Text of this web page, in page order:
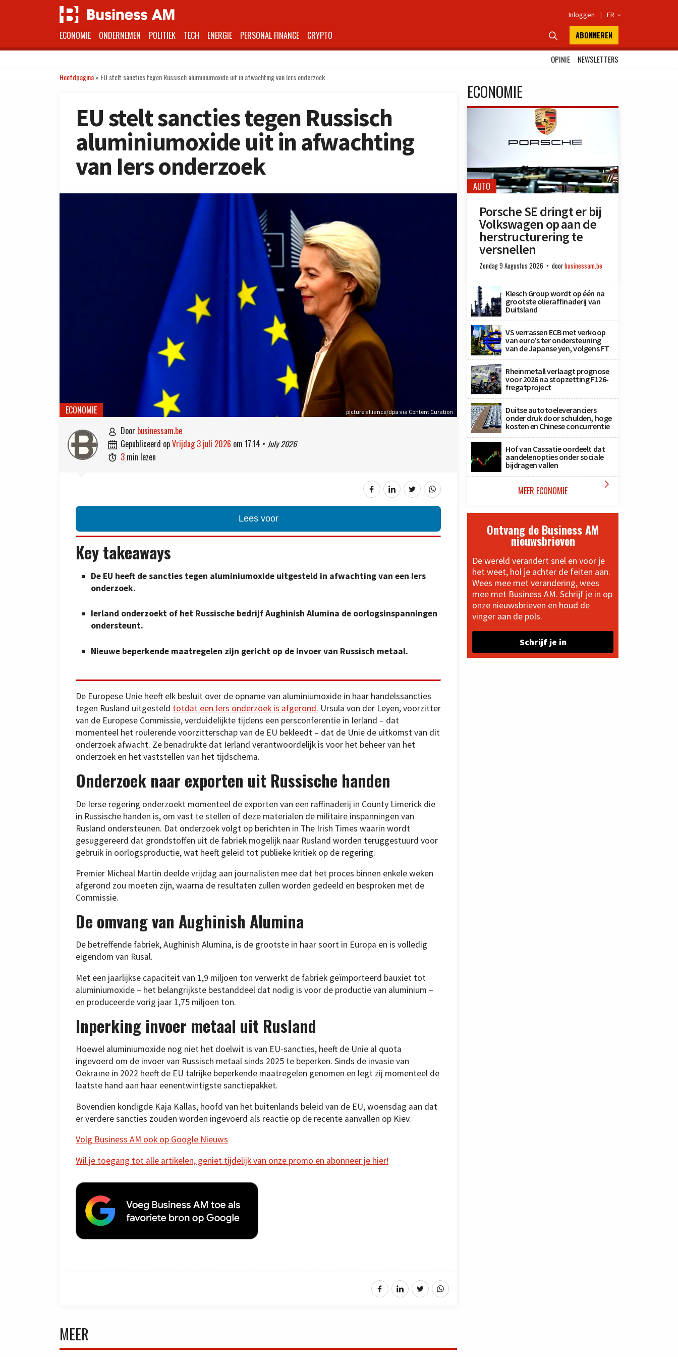
Inloggen | FR 
ECONOMIE ONDERNEMEN POLITIEK TECH ENERGIE PERSONAL FINANCE CRYPTO  ABONNEREN
OPINIE
NEWSLETTERS
Hoofdpagina» EU stelt sancties tegen Russisch aluminiumoxide uit in afwachting van Iers onderzoek
EU stelt sancties tegen Russisch
aluminiumoxide uit in afwachting
van Iers onderzoek
picture alliance/dpa via Content Curation
ECONOMIE
 door businessam.be
 gepubliceerd op vrijdag 3 juli 2026 om 17:14 • July 2026
 3 min lezen
Lees voor
Key takeaways
De EU heeft de sancties tegen aluminiumoxide uitgesteld in afwachting van een Iers
onderzoek.
Ierland onderzoekt of het Russische bedrijf Aughinish Alumina de oorlogsinspanningen
ondersteunt.
Nieuwe beperkende maatregelen zijn gericht op de invoer van Russisch metaal.
De Europese Unie heeft elk besluit over de opname van aluminiumoxide in haar handelssancties
tegen Rusland uitgesteld totdat een Iers onderzoek is afgerond. Ursula von der Leyen, voorzitter
van de Europese Commissie, verduidelijkte tijdens een persconferentie in Ierland – dat
momenteel het roulerende voorzitterschap van de EU bekleedt – dat de Unie de uitkomst van dit
onderzoek afwacht. Ze benadrukte dat Ierland verantwoordelijk is voor het beheer van het
onderzoek en het vaststellen van het tijdschema.
Onderzoek naar exporten uit Russische handen
De Ierse regering onderzoekt momenteel de exporten van een raffinaderij in County Limerick die
in Russische handen is, om vast te stellen of deze materialen de militaire inspanningen van
Rusland ondersteunen. Dat onderzoek volgt op berichten in The Irish Times waarin wordt
gesuggereerd dat grondstoffen uit de fabriek mogelijk naar Rusland worden teruggestuurd voor
gebruik in oorlogsproductie, wat heeft geleid tot publieke kritiek op de regering.
Premier Micheal Martin deelde vrijdag aan journalisten mee dat het proces binnen enkele weken
afgerond zou moeten zijn, waarna de resultaten zullen worden gedeeld en besproken met de
Commissie.
De omvang van Aughinish Alumina
De betreffende fabriek, Aughinish Alumina, is de grootste in haar soort in Europa en is volledig
eigendom van Rusal.
Met een jaarlijkse capaciteit van 1,9 miljoen ton verwerkt de fabriek geïmporteerd bauxiet tot
aluminiumoxide – het belangrijkste bestanddeel dat nodig is voor de productie van aluminium –
en produceerde vorig jaar 1,75 miljoen ton.
Inperking invoer metaal uit Rusland
Hoewel aluminiumoxide nog niet het doelwit is van EU-sancties, heeft de Unie al quota
ingevoerd om de invoer van Russisch metaal sinds 2025 te beperken. Sinds de invasie van
Oekraïne in 2022 heeft de EU talrijke beperkende maatregelen genomen en legt zij momenteel de
laatste hand aan haar eenentwintigste sanctiepakket.
Bovendien kondigde Kaja Kallas, hoofd van het buitenlands beleid van de EU, woensdag aan dat
er verdere sancties zouden worden ingevoerd als reactie op de recente aanvallen op Kiev.
Volg Business AM ook op Google Nieuws
Wil je toegang tot alle artikelen, geniet tijdelijk van onze promo en abonneer je hier!
MEER
ECONOMIE
AUTO
Porsche SE dringt er bij
Volkswagen op aan de
herstructurering te
versnellen
Zondag 9 Augustus 2026 doorbusinessam.be
Klesch Group wordt op één na
grootste olieraffinaderij van
Duitsland
VS verrassen ECB met verkoop
van euro’s ter ondersteuning
van de Japanse yen, volgens FT
Rheinmetall verlaagt prognose
voor 2026 na stopzetting F126-
fregatproject
Duitse autotoeleveranciers
onder druk door schulden, hoge
kosten en Chinese concurrentie
Hof van Cassatie oordeelt dat
aandelenopties onder sociale
bijdragen vallen
MEER ECONOMIE 
Ontvang de Business AM
nieuwsbrieven
De wereld verandert snel en voor je
het weet, hol je achter de feiten aan.
Wees mee met verandering, wees
mee met Business AM. Schrijf je in op
onze nieuwsbrieven en houd de
vinger aan de pols.
Schrijf je in